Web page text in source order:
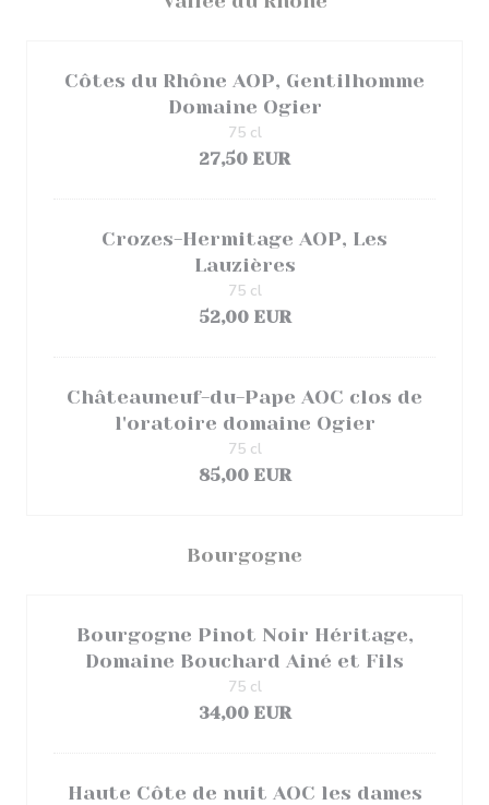
Côtes du Rhône AOP, Gentilhomme
Domaine Ogier
27,50 EUR
75 cl
Crozes-Hermitage AOP, Les
Lauzières
52,00 EUR
75 cl
Châteauneuf-du-Pape AOC clos de
l'oratoire domaine Ogier
85,00 EUR
75 cl
Bourgogne
Bourgogne Pinot Noir Héritage,
Domaine Bouchard Ainé et Fils
34,00 EUR
75 cl
Haute Côte de nuit AOC les dames